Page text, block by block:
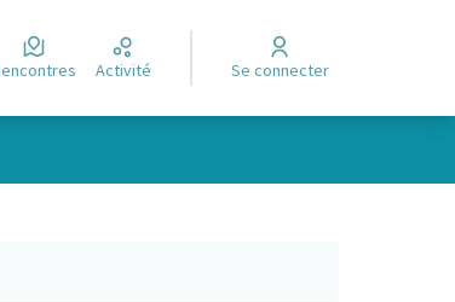
Rencontres Activité Se connecter